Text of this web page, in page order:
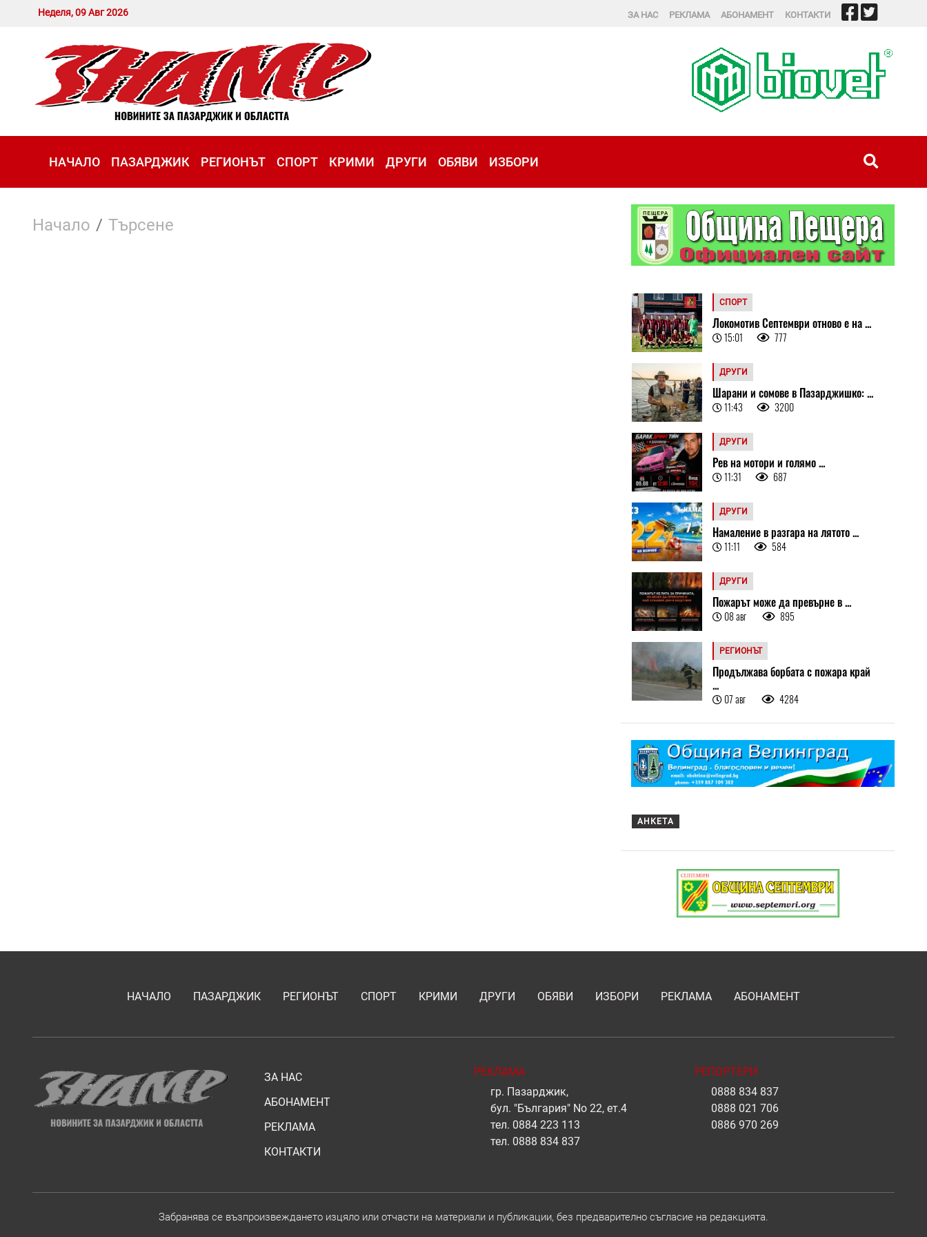
Неделя, 09 Авг 2026 ЗА НАС РЕКЛАМА АБОНАМЕНТ КОНТАКТИ
НАЧАЛО ПАЗАРДЖИК РЕГИОНЪТ СПОРТ КРИМИ ДРУГИ ОБЯВИ ИЗБОРИ
Начало Търсене
СПОРТ
Локомотив Септември отново е на ...
15:01 777
ДРУГИ
Шарани и сомове в Пазарджишко: ...
11:43 3200
ДРУГИ
Рев на мотори и голямо ...
11:31 687
ДРУГИ
Намаление в разгара на лятото ...
11:11 584
ДРУГИ
Пожарът може да превърне в ...
08 авг 895
РЕГИОНЪТ
Продължава борбата с пожара край
...
07 авг 4284
АНКЕТА
НАЧАЛО ПАЗАРДЖИК РЕГИОНЪТ СПОРТ КРИМИ ДРУГИ ОБЯВИ ИЗБОРИ РЕКЛАМА АБОНАМЕНТ
ЗА НАС
АБОНАМЕНТ
РЕКЛАМА
КОНТАКТИ
РЕКЛАМА
гр. Пазарджик,
бул. "България" No 22, ет.4
тел. 0884 223 113
тел. 0888 834 837
РЕПОРТЕРИ
0888 834 837
0888 021 706
0886 970 269
Забранява се възпроизвеждането изцяло или отчасти на материали и публикации, без предварително съгласие на редакцията.